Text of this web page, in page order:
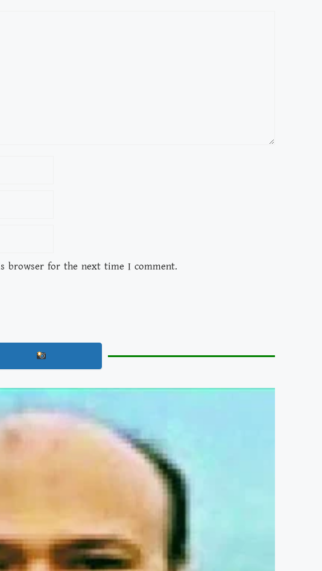
browser for the next time I comment.